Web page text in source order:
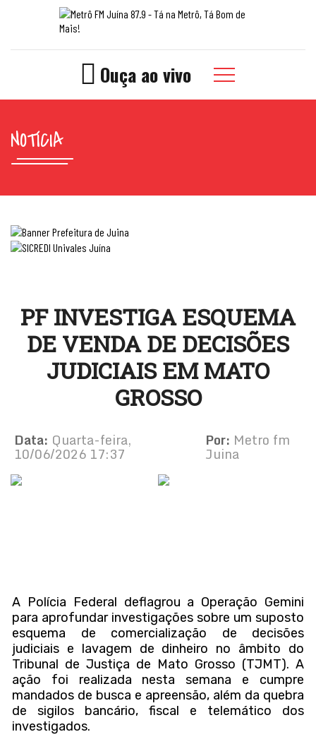
Ouça ao vivo
NOTÍCIA
PF INVESTIGA ESQUEMA
DE VENDA DE DECISÕES
JUDICIAIS EM MATO
GROSSO
Data: Quarta-feira,
10/06/2026 17:37
Por: Metro fm
Juina
A Polícia Federal deflagrou a Operação Gemini
para aprofundar investigações sobre um suposto
esquema de comercialização de decisões
judiciais e lavagem de dinheiro no âmbito do
Tribunal de Justiça de Mato Grosso (TJMT). A
ação foi realizada nesta semana e cumpre
mandados de busca e apreensão, além da quebra
de sigilos bancário, fiscal e telemático dos
investigados.